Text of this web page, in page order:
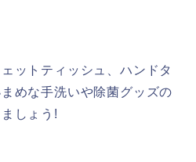
ットティッシュ、ハンドタ
めな手洗いや除菌グッズの
しょう!